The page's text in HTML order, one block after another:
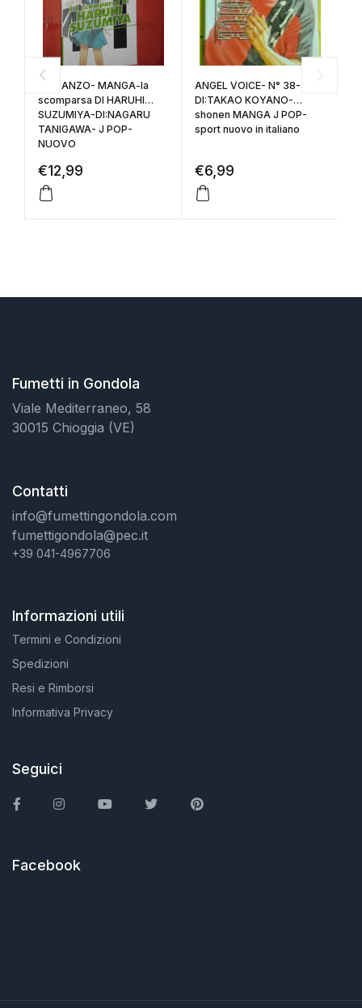
ROMANZO- MANGA-la
scomparsa DI HARUHI
SUZUMIYA-DI:NAGARU
TANIGAWA- J POP-
NUOVO
€12,99
ANGEL VOICE- N° 38-
DI:TAKAO KOYANO-
shonen MANGA J POP-
sport nuovo in italiano
€6,99
Fumetti in Gondola
Viale Mediterraneo, 58
30015 Chioggia (VE)
Contatti
info@fumettingondola.com
fumettigondola@pec.it
+39 041-4967706
Informazioni utili
Termini e Condizioni
Spedizioni
Resi e Rimborsi
Informativa Privacy
Seguici
FacebookInstagramYou TubeTwitter Pinterest
Facebook